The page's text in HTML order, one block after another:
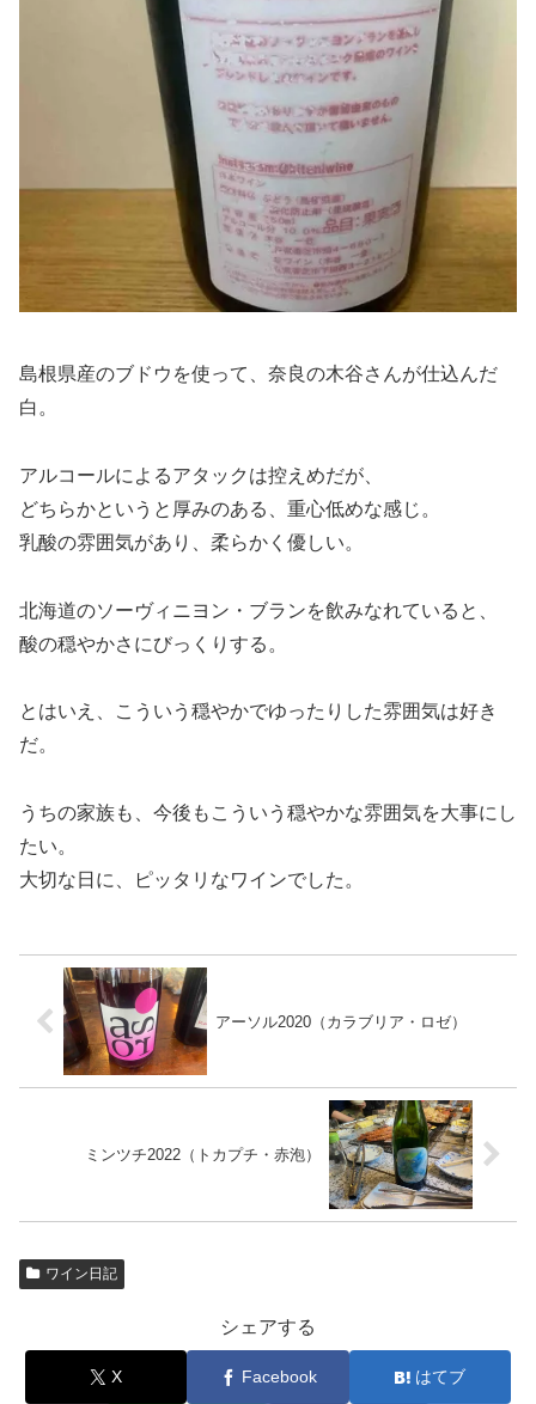
島根県産のブドウを使って、奈良の木谷さんが仕込んだ
白。
アルコールによるアタックは控えめだが、
どちらかというと厚みのある、重心低めな感じ。
乳酸の雰囲気があり、柔らかく優しい。
北海道のソーヴィニヨン・ブランを飲みなれていると、
酸の穏やかさにびっくりする。
とはいえ、こういう穏やかでゆったりした雰囲気は好き
だ。
うちの家族も、今後もこういう穏やかな雰囲気を大事にし
たい。
大切な日に、ピッタリなワインでした。
アーソル2020（カラブリア・ロゼ）
ミンツチ2022（トカプチ・赤泡）
ワイン日記
シェアする
X Facebook はてブ